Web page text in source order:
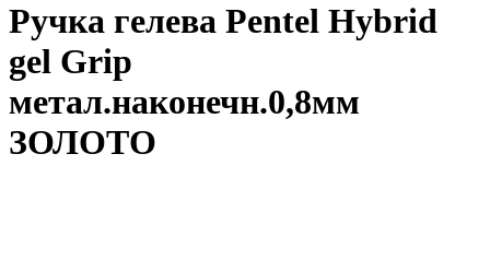
Ручка гелева Pentel Hybrid
gel Grip
метал.наконечн.0,8мм
ЗОЛОТО